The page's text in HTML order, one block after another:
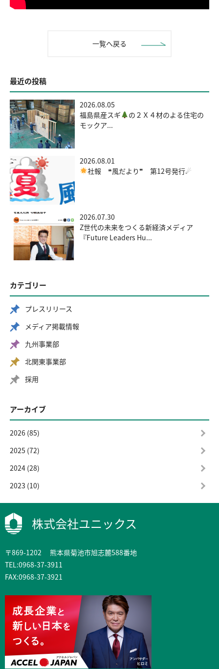
一覧へ戻る
最近の投稿
2026.08.05
福島県産スギ
の２Ｘ４材のよる住宅の
モックア...
2026.08.01
社報 ❝風だより❞ 第12号発行☄
2026.07.30
Z世代の未来をつくる新経済メディア
『Future Leaders Hu...
カテゴリー
プレスリリース
メディア掲載情報
九州事業部
北関東事業部
採用
アーカイブ
2026 (85)
2025 (72)
2024 (28)
2023 (10)
株式会社ユニックス
〒869-1202 熊本県菊池市旭志麓588番地
TEL:0968-37-3911
FAX:0968-37-3921